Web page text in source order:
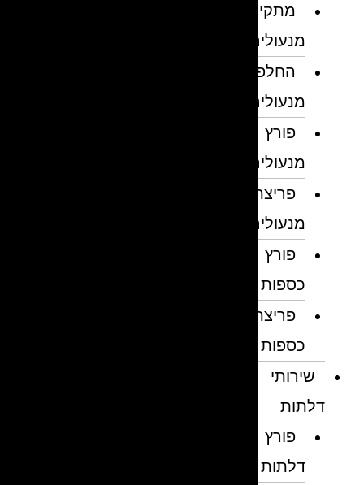
מתקין
מנעולים
החלפת
מנעולים
פורץ
מנעולים
פריצת
מנעולים
פורץ
כספות
פריצת
כספות
שירותי
דלתות
פורץ
דלתות